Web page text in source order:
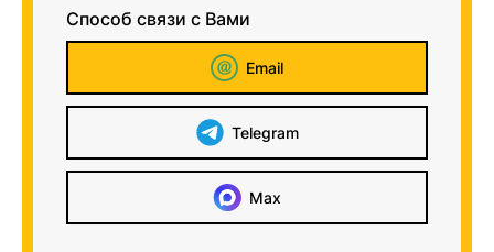
Способ связи с Вами
Email
Telegram
Max